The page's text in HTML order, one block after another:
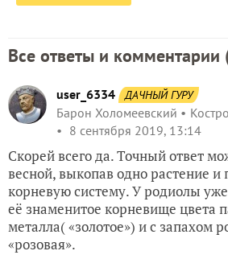
Все ответы и комментарии
user_6334 ДАЧНЫЙ ГУРУ
Барон Холомеевский
8 сентября 2019, 13:14
Скорей всего да. Точный ответ
весной, выкопав одно растение и
корневую систему. У родиолы
её знаменитое корневище цвета
металла( «золотое») и с запахом
«розовая».